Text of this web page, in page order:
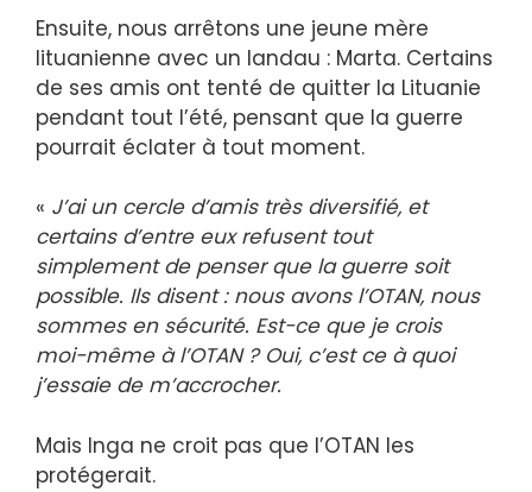
Ensuite, nous arrêtons une jeune mère
lituanienne avec un landau : Marta. Certains
de ses amis ont tenté de quitter la Lituanie
pendant tout l’été, pensant que la guerre
pourrait éclater à tout moment.
« J’ai un cercle d’amis très diversifié, et
certains d’entre eux refusent tout
simplement de penser que la guerre soit
possible. Ils disent : nous avons l’OTAN, nous
sommes en sécurité. Est-ce que je crois
moi-même à l’OTAN ? Oui, c’est ce à quoi
j’essaie de m’accrocher.
Mais Inga ne croit pas que l’OTAN les
protégerait.